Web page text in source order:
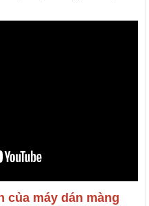
của máy dán màng